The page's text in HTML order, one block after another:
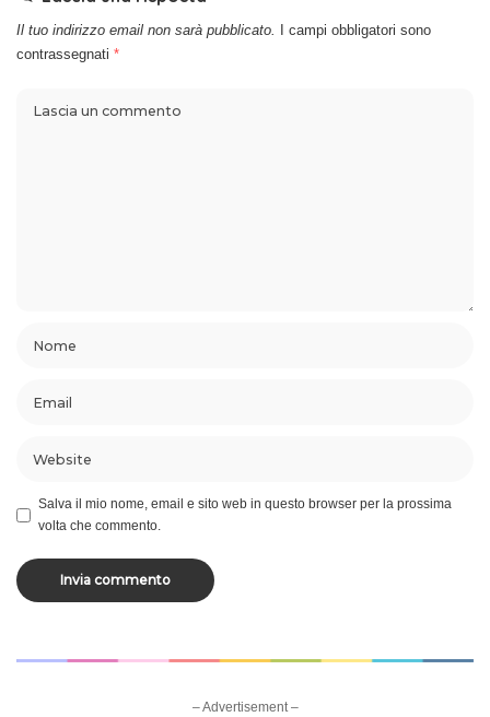
Il tuo indirizzo email non sarà pubblicato.
I campi obbligatori sono
contrassegnati *
Salva il mio nome, email e sito web in questo browser per la prossima
volta che commento.
– Advertisement –